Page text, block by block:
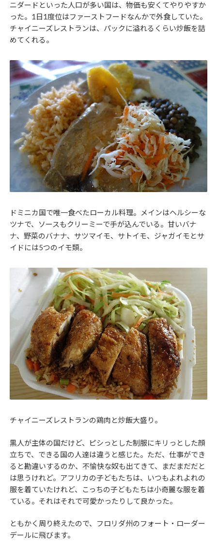
ニダードといった人口が多い国は、物価も安くてやりやすか
った。1日1度位はファーストフードなんかで外食していた。
チャイニーズレストランは、パックに溢れるくらい炒飯を詰
めてくれる。
ドミニカ国で唯一食べたローカル料理。メインはヘルシーな
ツナで、ソースもクリーミーで手が込んでいる。甘いバナ
ナ、野菜のバナナ、サツマイモ、サトイモ、ジャガイモとサ
イドには5つのイモ類。
チャイニーズレストランの鶏肉と炒飯大盛り。
黒人が主体の国だけど、ピシっとした制服にキリっとした顔
立ちで、できる国の人達は違うと感じた。ただ、仕事ができ
ると勘違いするのか、不愉快な奴も出てきて、まだまだだと
は思うけれど。アフリカの子どもたちは、いつもよれよれの
服を着ていたけれど、こっちの子どもたちは小奇麗な服を着
ている。それはそれで可愛かったりして良かった。
ともかく周り終えたので、フロリダ州のフォート・ローダー
デールに飛びます。